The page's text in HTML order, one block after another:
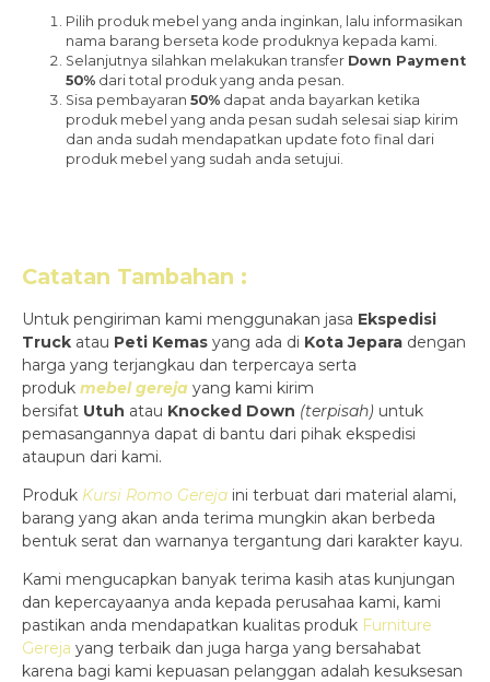
Pilih produk mebel yang anda inginkan, lalu informasikan
nama barang berseta kode produknya kepada kami.
Selanjutnya silahkan melakukan transfer Down Payment
50% dari total produk yang anda pesan.
Sisa pembayaran 50% dapat anda bayarkan ketika
produk mebel yang anda pesan sudah selesai siap kirim
dan anda sudah mendapatkan update foto final dari
produk mebel yang sudah anda setujui.
Catatan Tambahan :
Untuk pengiriman kami menggunakan jasa Ekspedisi
Truck atau Peti Kemas yang ada di Kota Jepara dengan
harga yang terjangkau dan terpercaya serta
produk mebel gereja yang kami kirim
bersifat Utuh atau Knocked Down (terpisah) untuk
pemasangannya dapat di bantu dari pihak ekspedisi
ataupun dari kami.
Produk Kursi Romo Gereja ini terbuat dari material alami,
barang yang akan anda terima mungkin akan berbeda
bentuk serat dan warnanya tergantung dari karakter kayu.
Kami mengucapkan banyak terima kasih atas kunjungan
dan kepercayaanya anda kepada perusahaa kami, kami
pastikan anda mendapatkan kualitas produk Furniture
Gereja yang terbaik dan juga harga yang bersahabat
karena bagi kami kepuasan pelanggan adalah kesuksesan